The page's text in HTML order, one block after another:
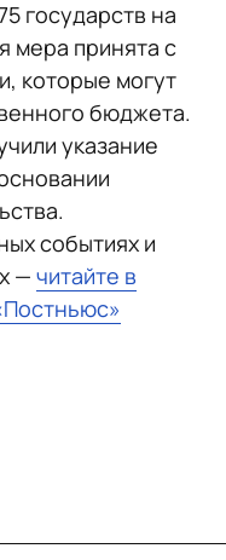
государств на
мера принята с
которые могут
бюджета.
указание
событиях и
— читайте в